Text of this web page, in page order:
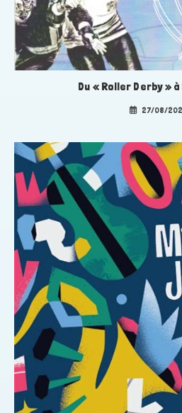
Du « Roller Derby »
27/08/